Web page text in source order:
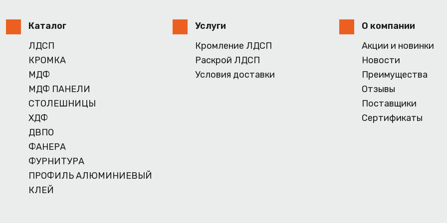
Каталог
ЛДСП
КРОМКА
МДФ
МДФ ПАНЕЛИ
СТОЛЕШНИЦЫ
ХДФ
ДВПО
ФАНЕРА
ФУРНИТУРА
ПРОФИЛЬ АЛЮМИНИЕВЫЙ
КЛЕЙ
Услуги
Кромление ЛДСП
Раскрой ЛДСП
Условия доставки
О компании
Акции и новинки
Новости
Преимущества
Отзывы
Поставщики
Сертификаты